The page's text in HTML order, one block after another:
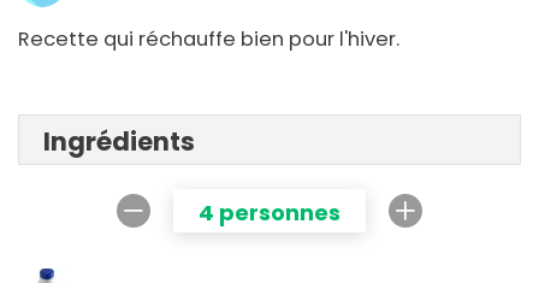
Recette qui réchauffe bien pour l'hiver.
Ingrédients
4 personnes